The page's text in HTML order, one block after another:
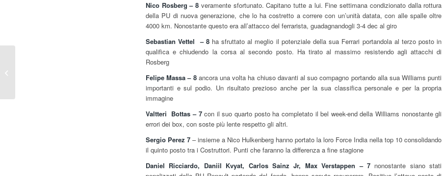
Nico Rosberg – 8 veramente sfortunato. Capitano tutte a lui. Fine settimana condizionato dalla rottura
della PU di nuova generazione, che lo ha costretto a correre con un’unità datata, con alle spalle oltre
4000 km. Nonostante questo era all’attacco del ferrarista, guadagnandogli 3-4 dec al giro
Sebastian Vettel – 8ha sfruttato al meglio il potenziale della sua Ferrari portandola al terzo posto in
qualifica e chiudendo la corsa al secondo posto. Ha tirato al massimo resistendo agli attacchi di
Rosberg
Felipe Massa – 8ancora una volta ha chiuso davanti al suo compagno portando alla sua Williams punti
importanti e sul podio. Un risultato prezioso anche per la sua classifica personale e per la propria
immagine
Valtteri Bottas – 7con il suo quarto posto ha completato il bel week-end della Williams nonostante gli
errori dei box, con soste più lente respetto gli altri.
Sergio Perez 7 – insieme a Nico Hulkenberg hanno portato la loro Force India nella top 10 consolidando
il quinto posto tra i Costruttori. Punti che faranno la differenza a fine stagione
Daniel Ricciardo, Daniil Kvyat, Carlos Sainz Jr, Max Verstappen – 7 nonostante siano stati